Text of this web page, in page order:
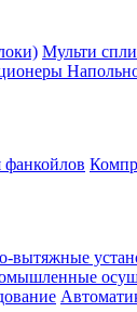
Мульти
фанкойлов
вытяжные